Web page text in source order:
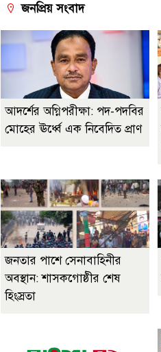
জনপ্রিয় সংবাদ
আদর্শের অগ্নিপরীক্ষা: পদ-পদবির
মোহের ঊর্ধ্বে এক নিবেদিত প্রাণ
জনতার পাশে সেনাবাহিনীর
অবস্থান: শাসকগোষ্ঠীর শেষ
হিংস্রতা